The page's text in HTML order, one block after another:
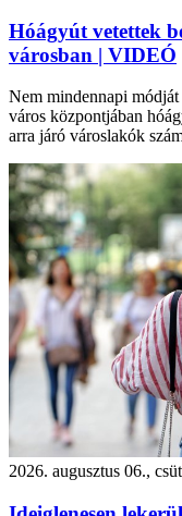
Hóágyút vetettek
városban | VIDEÓ
Nem mindennapi
város központjában
arra járó városlakók
2026. augusztus 06.,